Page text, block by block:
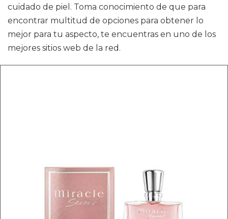
cuidado de piel. Toma conocimiento de que para
encontrar multitud de opciones para obtener lo
mejor para tu aspecto, te encuentras en uno de los
mejores sitios web de la red.